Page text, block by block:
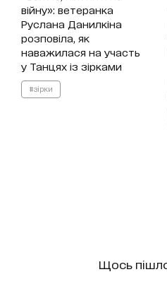
війну»: ветеранка
Руслана Данилкіна
розповіла, як
наважилася на участь
у Танцях із зірками
#зірки
Щось пішло